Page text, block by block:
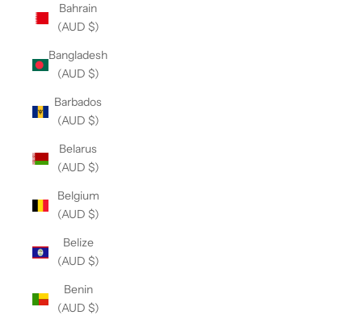
Bahrain
(AUD $)
Bangladesh
(AUD $)
Barbados
(AUD $)
Belarus
(AUD $)
Belgium
(AUD $)
Belize
(AUD $)
Benin
(AUD $)